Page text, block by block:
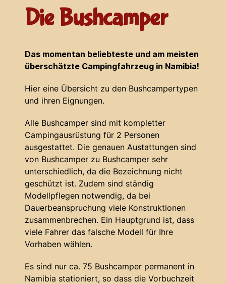
Die Bushcamper
Das momentan beliebteste und am meisten
überschätzte Campingfahrzeug in Namibia!
Hier eine Übersicht zu den Bushcampertypen
und ihren Eignungen.
Alle Bushcamper sind mit kompletter
Campingausrüstung für 2 Personen
ausgestattet. Die genauen Austattungen sind
von Bushcamper zu Bushcamper sehr
unterschiedlich, da die Bezeichnung nicht
geschützt ist. Zudem sind ständig
Modellpflegen notwendig, da bei
Dauerbeanspruchung viele Konstruktionen
zusammenbrechen. Ein Hauptgrund ist, dass
viele Fahrer das falsche Modell für Ihre
Vorhaben wählen.
Es sind nur ca. 75 Bushcamper permanent in
Namibia stationiert, so dass die Vorbuchzeit